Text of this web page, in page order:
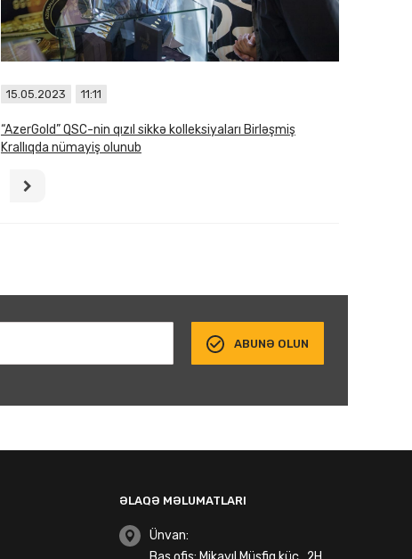
15.05.2023 11:11
“AzerGold” QSC-nin qızıl sikkə kolleksiyaları Birləşmiş
Krallıqda nümayiş olunub
ABUNƏ OLUN
ƏLAQƏ MƏLUMATLARI
Ünvan: